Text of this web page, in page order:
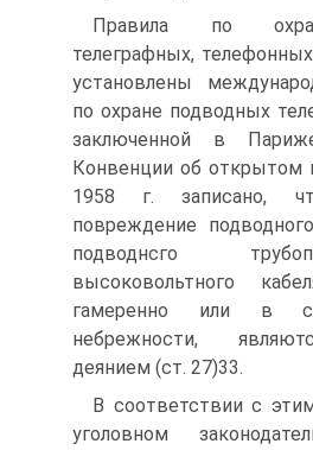
Правила по
телеграфных,
установлены
по охране подводных
заключенной в
Конвенции об открытом
1958 г. записано,
повреждение
подводнсго
высоковольтного
гамеренно или в
небрежности,
деянием (ст. 27)33.
В соответствии с
уголовном